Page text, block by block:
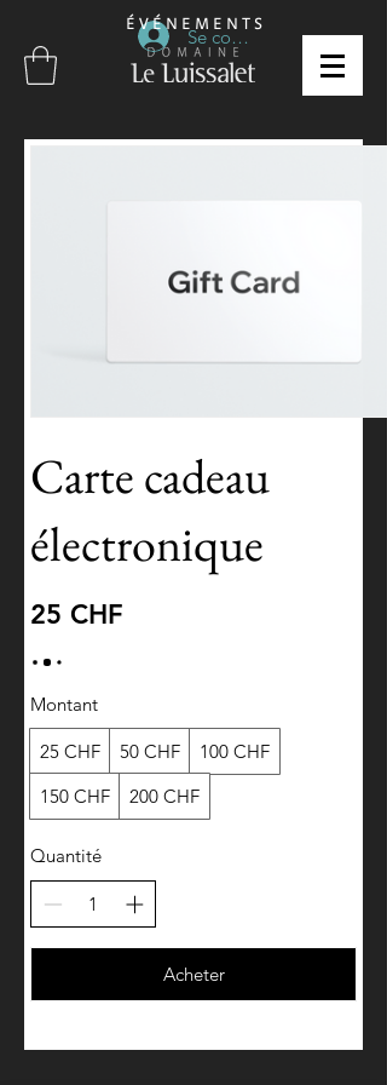
Se connecter
É V É N E M E N T S
Carte cadeau
électronique
25 CHF
Montant
25 CHF 50 CHF
100 CHF
150 CHF
200 CHF
Quantité
Acheter